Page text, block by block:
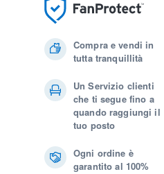
Compra e vendi in
tutta tranquillità
Un Servizio clienti
che ti segue fino a
quando raggiungi il
tuo posto
Ogni ordine è
garantito al 100%